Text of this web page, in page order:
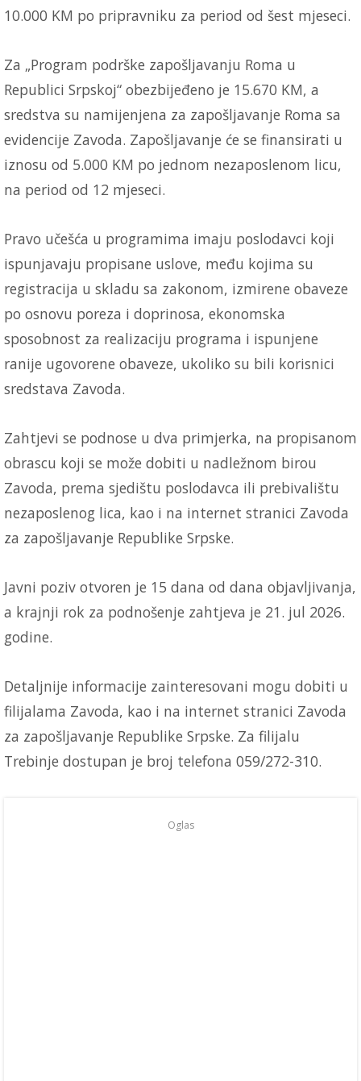
10.000 KM po pripravniku za period od šest mjeseci.
Za „Program podrške zapošljavanju Roma u
Republici Srpskoj“ obezbijeđeno je 15.670 KM, a
sredstva su namijenjena za zapošljavanje Roma sa
evidencije Zavoda. Zapošljavanje će se finansirati u
iznosu od 5.000 KM po jednom nezaposlenom licu,
na period od 12 mjeseci.
Pravo učešća u programima imaju poslodavci koji
ispunjavaju propisane uslove, među kojima su
registracija u skladu sa zakonom, izmirene obaveze
po osnovu poreza i doprinosa, ekonomska
sposobnost za realizaciju programa i ispunjene
ranije ugovorene obaveze, ukoliko su bili korisnici
sredstava Zavoda.
Zahtjevi se podnose u dva primjerka, na propisanom
obrascu koji se može dobiti u nadležnom birou
Zavoda, prema sjedištu poslodavca ili prebivalištu
nezaposlenog lica, kao i na internet stranici Zavoda
za zapošljavanje Republike Srpske.
Javni poziv otvoren je 15 dana od dana objavljivanja,
a krajnji rok za podnošenje zahtjeva je 21. jul 2026.
godine.
Detaljnije informacije zainteresovani mogu dobiti u
filijalama Zavoda, kao i na internet stranici Zavoda
za zapošljavanje Republike Srpske. Za filijalu
Trebinje dostupan je broj telefona 059/272-310.
Oglas